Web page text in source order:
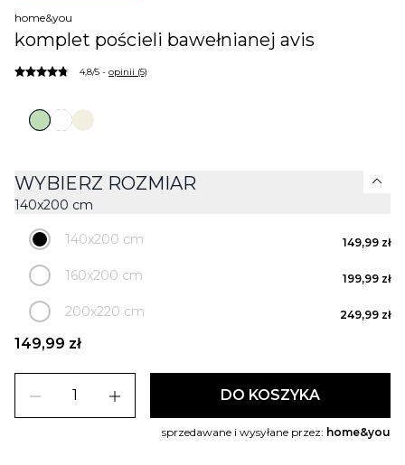
home&you
komplet pościeli bawełnianej avis
4,8/5 - opinii (5)
WYBIERZ ROZMIAR
140x200 cm
expand_more
140x200 cm 149,99 zł
160x200 cm 199,99 zł
200x220 cm 249,99 zł
149,99 zł
remove add DO KOSZYKA
sprzedawane i wysyłane przez: home&you